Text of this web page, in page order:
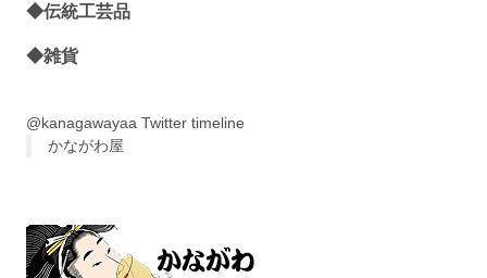
◆伝統工芸品
◆雑貨
@kanagawayaa Twitter timeline
かながわ屋